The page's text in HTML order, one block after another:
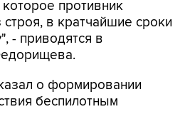
противник
в кратчайшие сроки
- приводятся в
о формировании
беспилотным